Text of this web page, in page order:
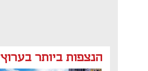
הנצפות ביותר בערוץ